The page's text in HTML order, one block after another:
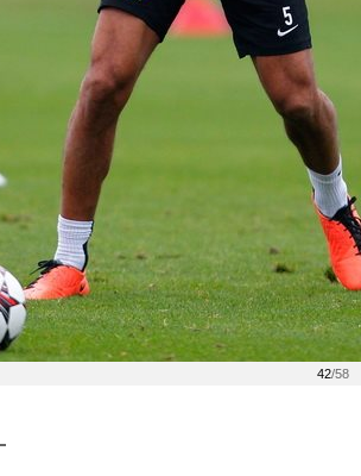
42/58